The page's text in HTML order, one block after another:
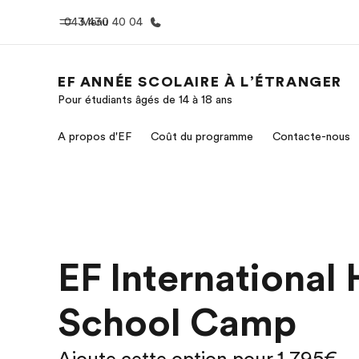
Menu
043 430 40 04
Bienvenue chez EF Nos
EF ANNÉE SCOLAIRE À L’ÉTRANGER
Pour étudiants âgés de 14 à 18 ans
A propos d'EF Coût du programme Contacte-nous
EF International
School Camp